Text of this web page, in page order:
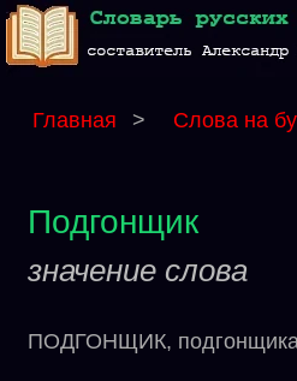
Главная > Слова на
Подгонщик
значение слова
ПОДГОНЩИК,